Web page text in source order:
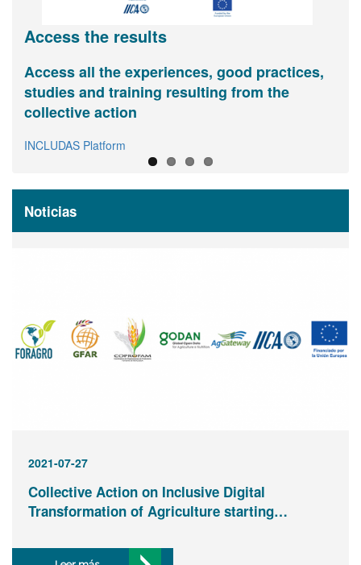
Access the results
Access all the experiences, good practices,
studies and training resulting from the
collective action
INCLUDAS Platform
Digital agriculture and inclusion
Interactive info-graph
View and share basic information about
FORAGRO in one page
FORAGRO invites you you to join its
Assembly of Members(register here)
Noticias
2021-07-27
Collective Action on Inclusive Digital
Transformation of Agriculture starting…